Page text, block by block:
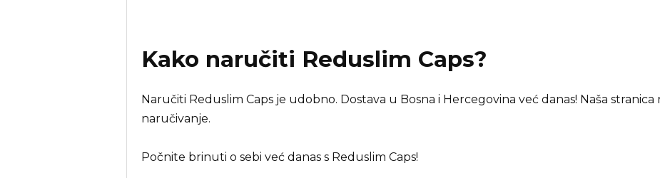
Kako naručiti Reduslim Caps?
Naručiti Reduslim Caps je udobno. Dostava u Bosna i Hercegovina već danas! Naša
naručivanje.
Počnite brinuti o sebi već danas s Reduslim Caps!